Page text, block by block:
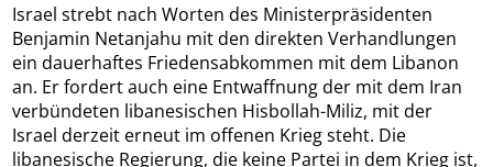
Israel strebt nach Worten des Ministerpräsidenten
Benjamin Netanjahu mit den direkten Verhandlungen
ein dauerhaftes Friedensabkommen mit dem Libanon
an. Er fordert auch eine Entwaffnung der mit dem Iran
verbündeten libanesischen Hisbollah-Miliz, mit der
Israel derzeit erneut im offenen Krieg steht. Die
libanesische Regierung, die keine Partei in dem Krieg ist,